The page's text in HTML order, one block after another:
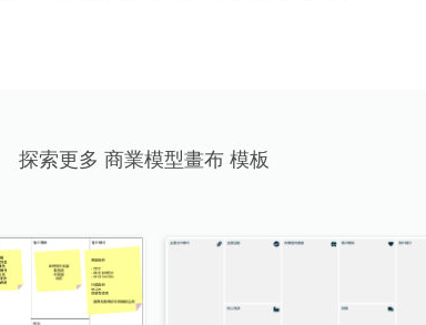
探索更多 商業模型畫布 模板